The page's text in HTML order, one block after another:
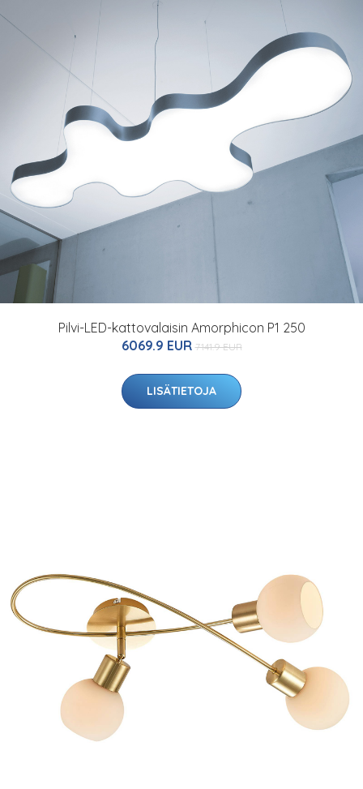
Pilvi-LED-kattovalaisin Amorphicon P1 250
6069.9 EUR 7141.9 EUR
LISÄTIETOJA